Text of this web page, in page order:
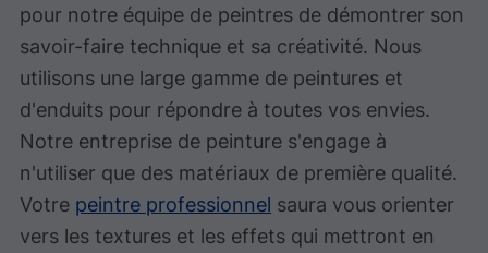
pour notre équipe de peintres de démontrer son
savoir-faire technique et sa créativité. Nous
utilisons une large gamme de peintures et
d'enduits pour répondre à toutes vos envies.
Notre entreprise de peinture s'engage à
n'utiliser que des matériaux de première qualité.
Votre peintre professionnel saura vous orienter
vers les textures et les effets qui mettront en